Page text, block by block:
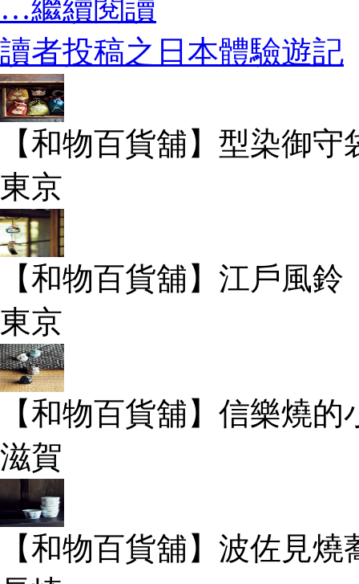
…繼續閱讀
讀者投稿之日本體驗遊記
【和物百貨舖】型染御守
東京
【和物百貨舖】江戶風鈴
東京
【和物百貨舖】信樂燒的
滋賀
【和物百貨舖】波佐見燒